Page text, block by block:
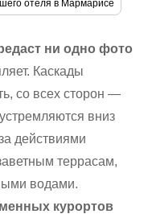
отеля в Мармарисе
ни одно фото
Каскады
со всех сторон —
вниз
действиями
террасам,
водами.
курортов